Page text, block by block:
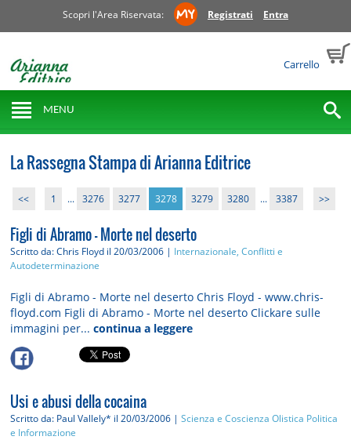
Scopri l'Area Riservata: Registrati Entra
Carrello
MENU
La Rassegna Stampa di Arianna Editrice
<< 1 ... 3276 3277 3278 3279 3280 ... 3387 >>
Figli di Abramo - Morte nel deserto
Scritto da: Chris Floyd il 20/03/2006 | Internazionale, Conflitti e
Autodeterminazione
Figli di Abramo - Morte nel deserto Chris Floyd - www.chris-
floyd.com Figli di Abramo - Morte nel deserto Clickare sulle
immagini per...continua a leggere
Usi e abusi della cocaina
Scritto da: Paul Vallely* il 20/03/2006 |Scienza e Coscienza Olistica Politica
e Informazione